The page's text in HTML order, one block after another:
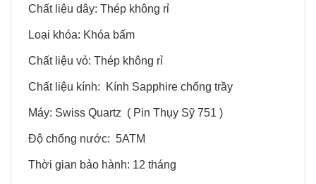
Chất liệu dây: Thép không rỉ
Loại khóa: Khóa bấm
Chất liệu vỏ: Thép không rỉ
Chất liệu kính: Kính Sapphire chống trầy
Máy: Swiss Quartz ( Pin Thụy Sỹ 751 )
Độ chống nước: 5ATM
Thời gian bảo hành: 12 tháng